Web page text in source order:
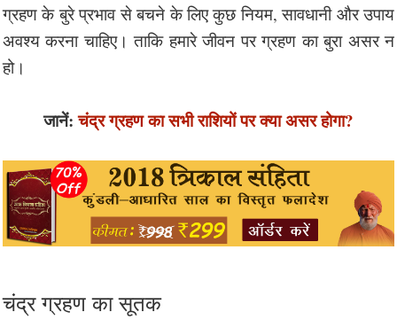
ग्रहण के बुरे प्रभाव से बचने के लिए कुछ नियम, सावधानी और उपाय
अवश्य करना चाहिए। ताकि हमारे जीवन पर ग्रहण का बुरा असर न
हो।
जानें:चंद्र ग्रहण का सभी राशियों पर क्या असर होगा?
चंद्र ग्रहण का सूतक